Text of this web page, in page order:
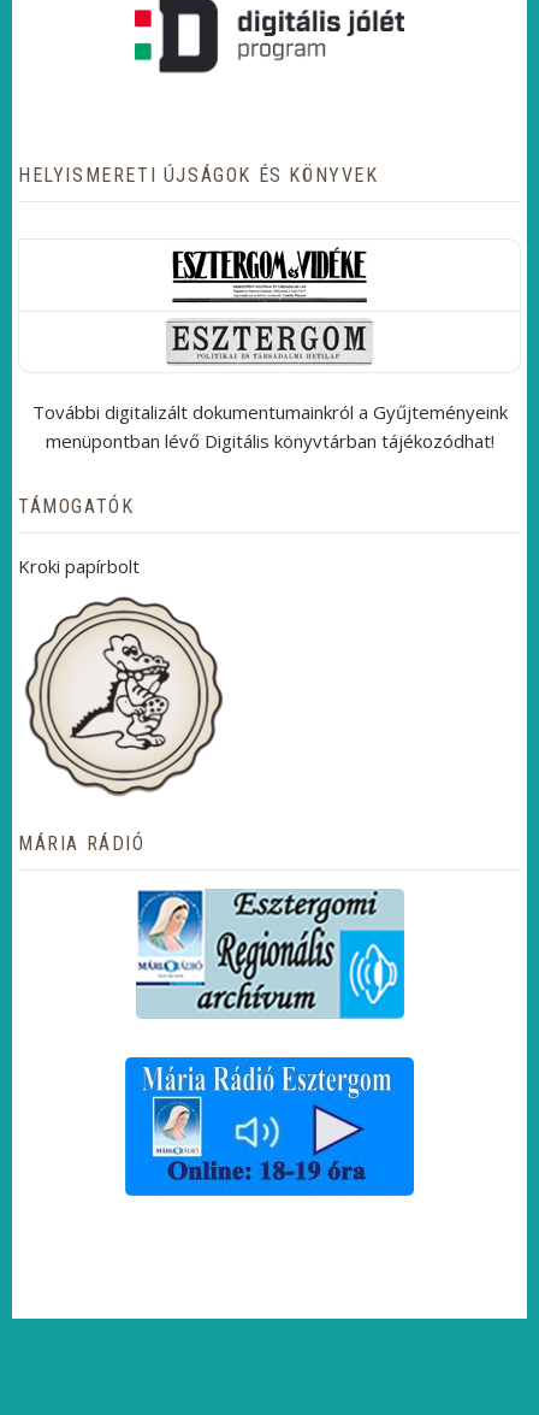
HELYISMERETI ÚJSÁGOK ÉS KÖNYVEK
További digitalizált dokumentumainkról a Gyűjteményeink
menüpontban lévő Digitális könyvtárban tájékozódhat!
TÁMOGATÓK
Kroki papírbolt
MÁRIA RÁDIÓ